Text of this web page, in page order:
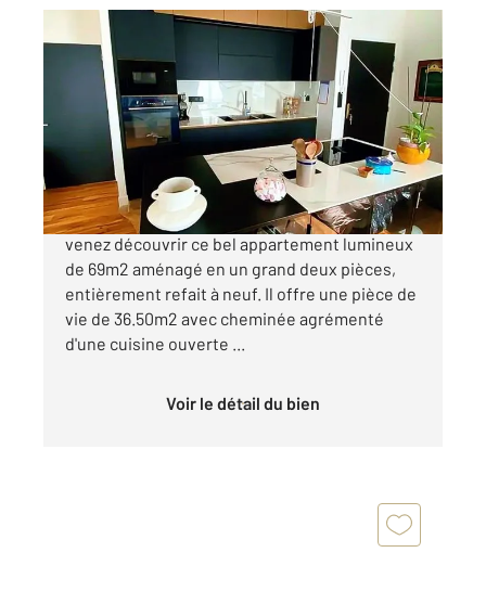
BOISSY ST LEGER 94
65,19 m , 2 pièces
Ref : 44729
Appartement F2 à vendre
230 000 €
Au cœur du centreville de BoissySaintLéger,
venez découvrir ce bel appartement lumineux
de 69m2 aménagé en un grand deux pièces,
entièrement refait à neuf. Il offre une pièce de
vie de 36.50m2 avec cheminée agrémenté
d'une cuisine ouverte ...
Voir le détail du bien